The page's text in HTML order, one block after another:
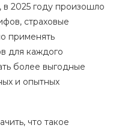
в 2025 году произошло
страховые
применять
для каждого
более выгодные
и опытных
что такое